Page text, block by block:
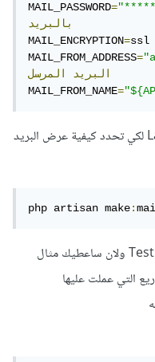
MAIL_PASSWORD=
بالبريد
MAIL_ENCRYPTION=ssl
MAIL_FROM_ADDRESS=
البريد
المرسل
MAIL_FROM_NAME=
ثما قم بإنشاء ملف Mailable في Laravel لكي تحدد كيفية عرض البريد
php artisan make:
سيتم انشاء ملف تلقائي بهذه الاسم TestEmail ولان ساعطيك مثال